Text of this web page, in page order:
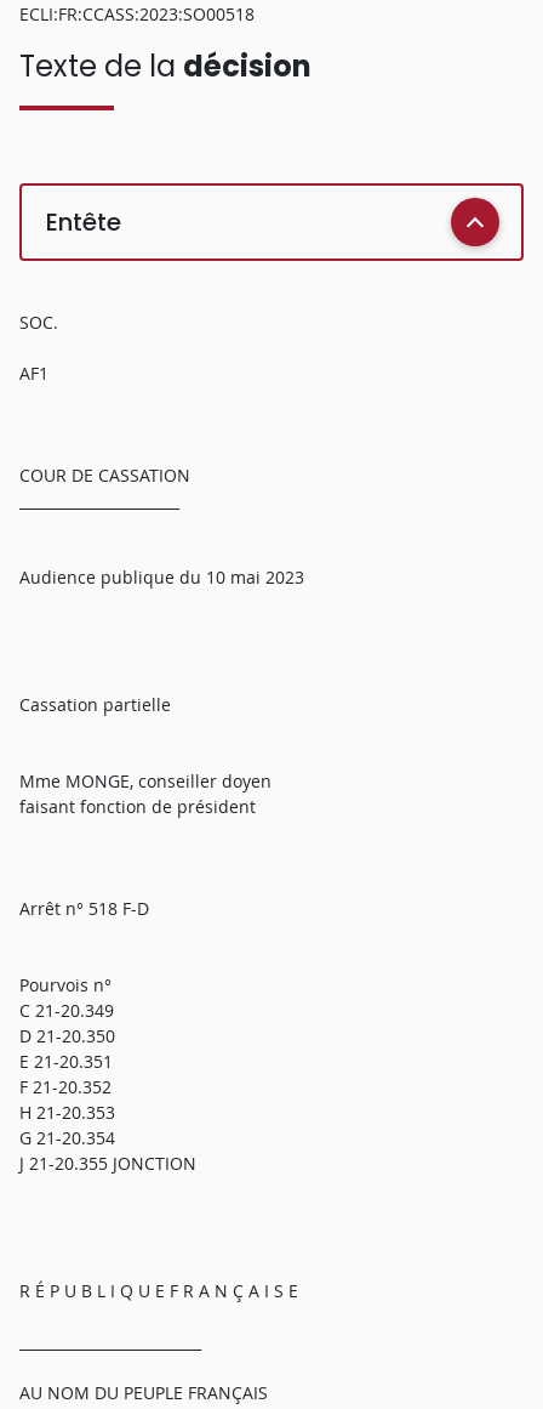
ECLI:FR:CCASS:2023:SO00518
Texte de la décision
Entête
SOC.
AF1
COUR DE CASSATION
Audience publique du 10 mai 2023
Cassation partielle
Mme MONGE, conseiller doyen
faisant fonction de président
Arrêt n° 518 F-D
Pourvois n°
C 21-20.349
D 21-20.350
E 21-20.351
F 21-20.352
H 21-20.353
G 21-20.354
J 21-20.355 JONCTION
R É P U B L I Q U E F R A N Ç A I S E
AU NOM DU PEUPLE FRANÇAIS